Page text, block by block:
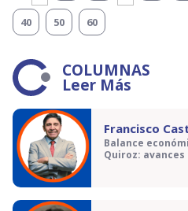
40 50 60
COLUMNAS
Leer Más
Francisco
Balance
Quiroz: